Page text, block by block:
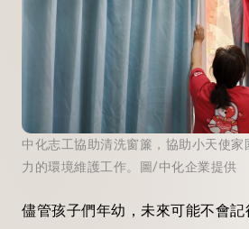
中化志工協助清洗窗簾，協助小天使家
力的環境維護工作。圖/中化企業提供
儘管孩子們年幼，未來可能不會